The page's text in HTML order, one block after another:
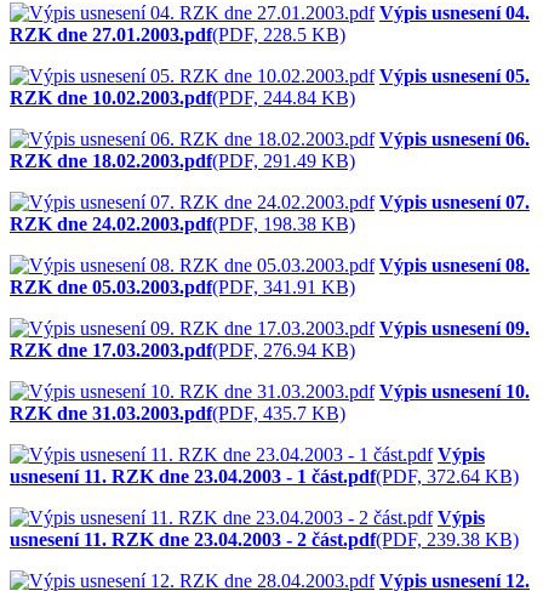
Výpis usnesení 04.
RZK dne 27.01.2003.pdf(PDF, 228.5 KB)
Výpis usnesení 05.
RZK dne 10.02.2003.pdf(PDF, 244.84 KB)
Výpis usnesení 06.
RZK dne 18.02.2003.pdf(PDF, 291.49 KB)
Výpis usnesení 07.
RZK dne 24.02.2003.pdf(PDF, 198.38 KB)
Výpis usnesení 08.
RZK dne 05.03.2003.pdf(PDF, 341.91 KB)
Výpis usnesení 09.
RZK dne 17.03.2003.pdf(PDF, 276.94 KB)
Výpis usnesení 10.
RZK dne 31.03.2003.pdf(PDF, 435.7 KB)
Výpis
usnesení 11. RZK dne 23.04.2003 - 1 část.pdf(PDF, 372.64 KB)
Výpis
usnesení 11. RZK dne 23.04.2003 - 2 část.pdf(PDF, 239.38 KB)
Výpis usnesení 12.